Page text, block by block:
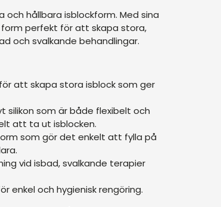
hållbara isblockform. Med sina
perfekt för att skapa stora,
och svalkande behandlingar.
att skapa stora isblock som ger
silikon som är både flexibelt och
att ta ut isblocken.
som gör det enkelt att fylla på
vid isbad, svalkande terapier
enkel och hygienisk rengöring.